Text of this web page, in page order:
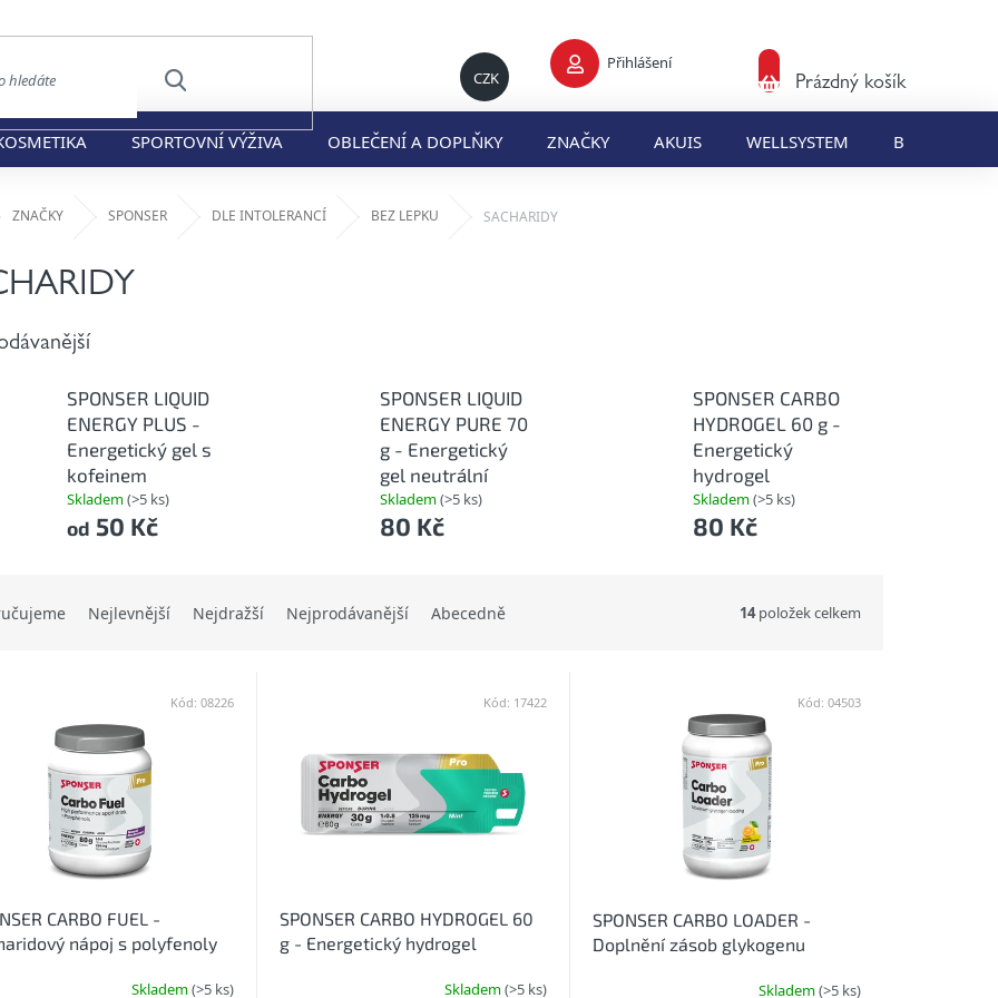
CZK
Přihlášení
HLEDAT
Nákupní
košík
Prázdný košík
SPORTOVNÍ VÝŽIVA OBLEČENÍ A DOPLŇKY ZNAČKY AKUIS WELLSYSTEM BLOG
ZNAČKY SPONSER DLE INTOLERANCÍ BEZ LEPKU SACHARIDY
SPONSER LIQUID
ENERGY PLUS -
Energetický gel s
kofeinem
Skladem(>5 ks)
od 50 Kč
SPONSER LIQUID
ENERGY PURE 70
g - Energetický
gel neutrální
Skladem(>5 ks)
80 Kč
SPONSER CARBO
HYDROGEL 60 g -
Energetický
hydrogel
Skladem(>5 ks)
80 Kč
Nejlevnější Nejdražší Nejprodávanější Abecedně 14položek celkem
CARBO FUEL -
nápoj s polyfenoly
Skladem(>5 ks)
Kód: 08226
SPONSER CARBO HYDROGEL 60
g - Energetický hydrogel
Skladem(>5 ks)
Kód: 17422
SPONSER CARBO LOADER -
Doplnění zásob glykogenu
Skladem(>5 ks)
Kód: 04503